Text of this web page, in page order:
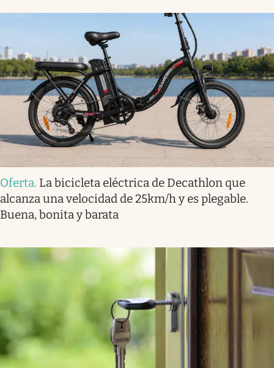
Oferta. La bicicleta eléctrica de Decathlon que
alcanza una velocidad de 25km/h y es plegable.
Buena, bonita y barata